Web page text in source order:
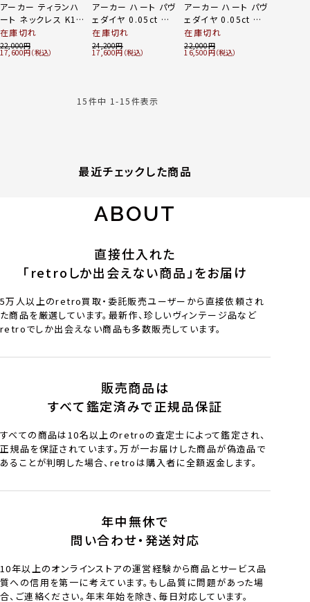
アーカー ティランハ
ート ネックレス K18
ゴールド レッド 0.7g
在庫切れ
22,000
17,600
アーカー ハート パヴ
ェダイヤ 0.05ct ネッ
クレス ペンダント ジ
ュエリー K18
750YG ゴールド
在庫切れ
24,200
17,600
アーカー ハート パヴ
ェダイヤ 0.05ct ネッ
クレス ペンダント ジ
ュエリー K18
750YG
在庫切れ
22,000
16,500
15件中 1-15件表示
最近チェックした商品
ABOUT
直接仕入れた
「retroしか出会えない商品」をお届け
5万人以上のretro買取・委託販売ユーザーから直接依頼され
た商品を厳選しています。最新作、珍しいヴィンテージ品など
retroでしか出会えない商品も多数販売しています。
販売商品は
すべて鑑定済みで正規品保証
すべての商品は10名以上のretroの査定士によって鑑定され、
正規品を保証されています。万が一お届けした商品が偽造品で
あることが判明した場合、retroは購入者に全額返金します。
年中無休で
問い合わせ・発送対応
10年以上のオンラインストアの運営経験から商品とサービス品
質への信用を第一に考えています。もし品質に問題があった場
合、ご連絡ください。年末年始を除き、毎日対応しています。